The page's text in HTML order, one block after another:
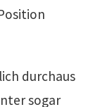
durchaus
sogar